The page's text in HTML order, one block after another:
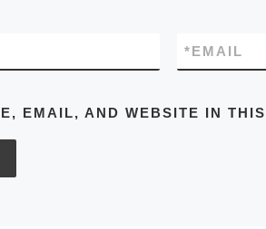
EMAIL
*
EMAIL, AND WEBSITE IN